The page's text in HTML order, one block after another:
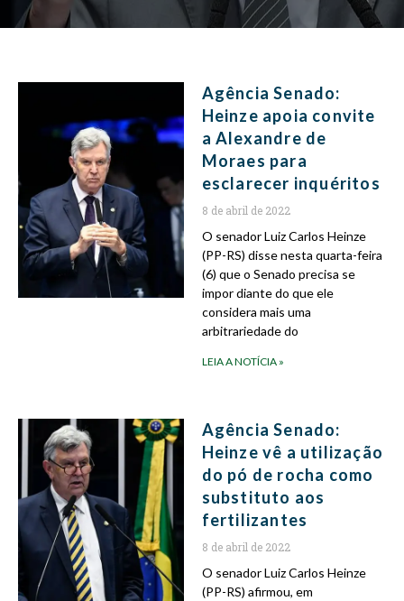
Agência Senado:
Heinze apoia convite
a Alexandre de
Moraes para
esclarecer inquéritos
8 de abril de 2022
O senador Luiz Carlos Heinze
(PP-RS) disse nesta quarta-feira
(6) que o Senado precisa se
impor diante do que ele
considera mais uma
arbitrariedade do
LEIA A NOTÍCIA »
Agência Senado:
Heinze vê a utilização
do pó de rocha como
substituto aos
fertilizantes
8 de abril de 2022
O senador Luiz Carlos Heinze
(PP-RS) afirmou, em